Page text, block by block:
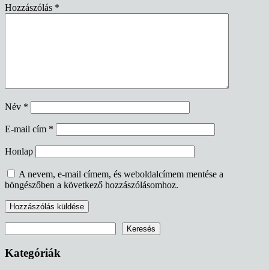
Hozzászólás *
Név *
E-mail cím *
Honlap
A nevem, e-mail címem, és weboldalcímem mentése a
böngészőben a következő hozzászólásomhoz.
Keresés
Kategóriák